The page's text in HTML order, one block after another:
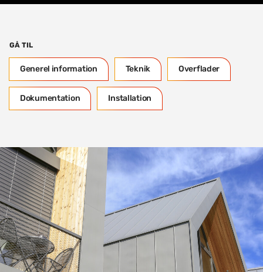
GÅ TIL
Generel information Teknik Overflader
Dokumentation Installation